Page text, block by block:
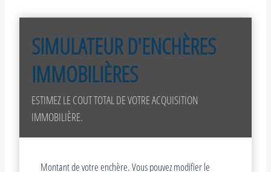
SIMULATEUR D'ENCHÈRES
IMMOBILIÈRES
ESTIMEZ LE COUT TOTAL DE VOTRE ACQUISITION
IMMOBILIÈRE.
Montant de votre enchère. Vous pouvez modifier le